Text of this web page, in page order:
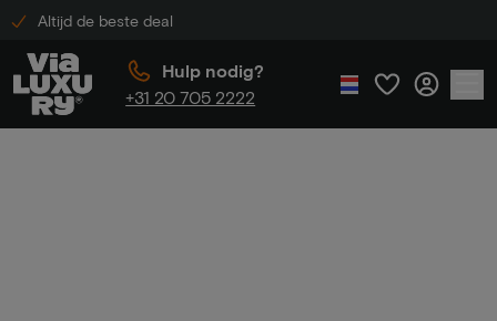
Altijd de beste deal
Hulp nodig?
+31 20 705 2222